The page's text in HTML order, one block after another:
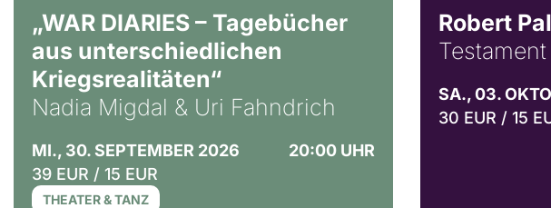
„WAR DIARIES – Tagebücher
aus unterschiedlichen
Kriegsrealitäten“
Nadia Migdal & Uri Fahndrich
MI., 30. SEPTEMBER 2026
20:00 UHR
39 EUR / 15 EUR
THEATER & TANZ
Robert
Testament
SA., 03.
30 EUR / 15